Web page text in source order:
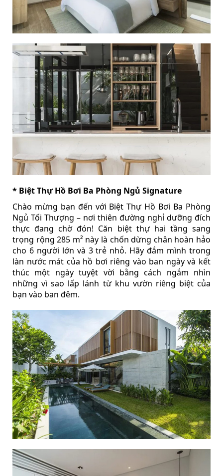
* Biệt Thự Hồ Bơi Ba Phòng Ngủ Signature
Chào mừng bạn đến với Biệt Thự Hồ Bơi Ba Phòng
Ngủ Tối Thượng – nơi thiên đường nghỉ dưỡng đích
thực đang chờ đón! Căn biệt thự hai tầng sang
trọng rộng 285 m² này là chốn dừng chân hoàn hảo
cho 6 người lớn và 3 trẻ nhỏ. Hãy đắm mình trong
làn nước mát của hồ bơi riêng vào ban ngày và kết
thúc một ngày tuyệt vời bằng cách ngắm nhìn
những vì sao lấp lánh từ khu vườn riêng biệt của
bạn vào ban đêm.